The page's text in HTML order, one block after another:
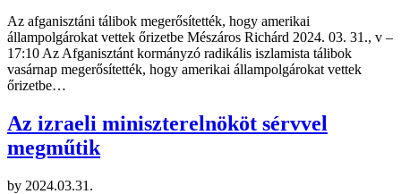
Az afganisztáni tálibok megerősítették, hogy amerikai
állampolgárokat vettek őrizetbe Mészáros Richárd 2024. 03. 31., v –
17:10 Az Afganisztánt kormányzó radikális iszlamista tálibok
vasárnap megerősítették, hogy amerikai állampolgárokat vettek
őrizetbe…
Az izraeli miniszterelnököt sérvvel
megműtik
by 2024.03.31.